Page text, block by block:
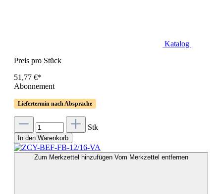
Katalog
Preis pro Stück
51,77 €*
Abonnement
Liefertermin nach Absprache
Stk
In den Warenkorb
Zum Merkzettel hinzufügen Vom Merkzettel entfernen